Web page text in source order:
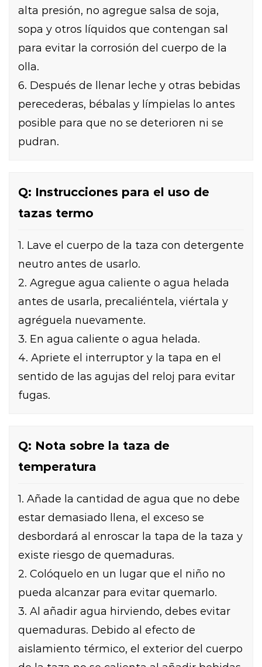
alta presión, no agregue salsa de soja,
sopa y otros líquidos que contengan sal
para evitar la corrosión del cuerpo de la
olla.
6. Después de llenar leche y otras bebidas
perecederas, bébalas y límpielas lo antes
posible para que no se deterioren ni se
pudran.
Q: Instrucciones para el uso de
tazas termo
1. Lave el cuerpo de la taza con detergente
neutro antes de usarlo.
2. Agregue agua caliente o agua helada
antes de usarla, precaliéntela, viértala y
agréguela nuevamente.
3. En agua caliente o agua helada.
4. Apriete el interruptor y la tapa en el
sentido de las agujas del reloj para evitar
fugas.
Q: Nota sobre la taza de
temperatura
1. Añade la cantidad de agua que no debe
estar demasiado llena, el exceso se
desbordará al enroscar la tapa de la taza y
existe riesgo de quemaduras.
2. Colóquelo en un lugar que el niño no
pueda alcanzar para evitar quemarlo.
3. Al añadir agua hirviendo, debes evitar
quemaduras. Debido al efecto de
aislamiento térmico, el exterior del cuerpo